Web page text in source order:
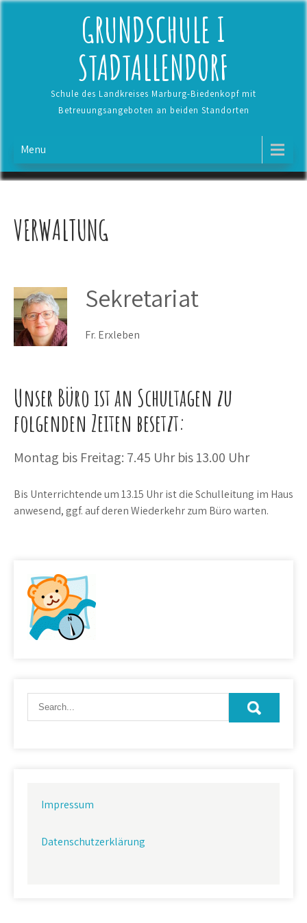
Skip
GRUNDSCHULE I
STADTALLENDORF
Schule des Landkreises Marburg-Biedenkopf mit
Betreuungsangeboten an beiden Standorten
Menu
VERWALTUNG
Sekretariat
Fr. Erxleben
Unser Büro ist an Schultagen zu
folgenden Zeiten besetzt:
Montag bis Freitag: 7.45 Uhr bis 13.00 Uhr
Bis Unterrichtende um 13.15 Uhr ist die Schulleitung im Haus
anwesend, ggf. auf deren Wiederkehr zum Büro warten.
Impressum
Datenschutzerklärung